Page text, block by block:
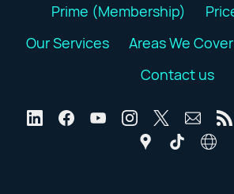
Prime (Membership)
Our Services
Areas We Cover
Contact us